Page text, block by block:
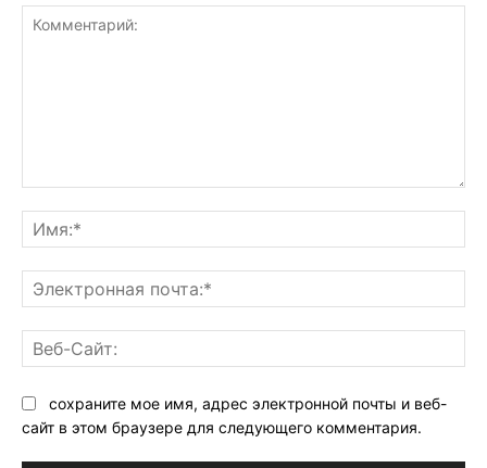
сохраните мое имя, адрес электронной почты и веб-
сайт в этом браузере для следующего комментария.